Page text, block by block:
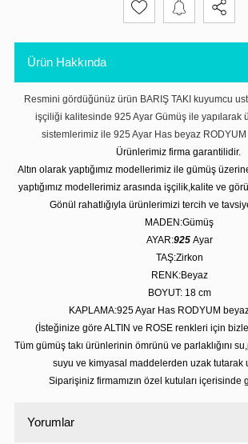
Ürün Hakkında
Resmini gördüğünüz ürün BARIŞ TAKI kuyumcu
işçiliği kalitesinde 925 Ayar Gümüş ile yapılarak
sistemlerimiz ile 925 Ayar Has beyaz RODYUM
Ürünlerimiz firma garantilidir.
Altın olarak yaptığımız modellerimiz ile gümüş
yaptığımız modellerimiz arasında işçilik,kalite ve
Gönül rahatlığıyla ürünlerimizi tercih ve
MADEN:Gümüş
AYAR:925 Ayar
TAŞ:Zirkon
RENK:Beyaz
BOYUT: 18 cm
KAPLAMA:925 Ayar Has RODYUM
(İsteğinize göre ALTIN ve ROSE renkleri için
Tüm gümüş takı ürünlerinin ömrünü ve parlaklığını
suyu ve kimyasal maddelerden uzak tutarak
Siparişiniz firmamızın özel kutuları içerisinde
Yorumlar